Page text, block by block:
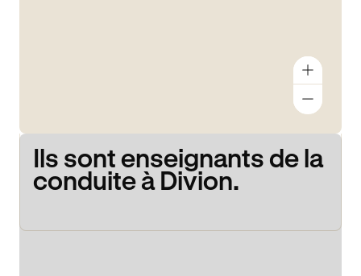
Ils sont enseignants de la
conduite à Divion.